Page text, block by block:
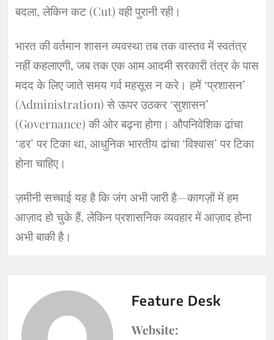
बदला, लेकिन कट (Cut) वही पुरानी रही।
​भारत की वर्तमान शासन व्यवस्था तब तक वास्तव में स्वतंत्र
नहीं कहलाएगी, जब तक एक आम आदमी सरकारी तंत्र के पास
मदद के लिए जाते समय गर्व महसूस न करे। हमें ‘प्रशासन’
(Administration) से ऊपर उठकर ‘सुशासन’
(Governance) की ओर बढ़ना होगा। औपनिवेशिक ढांचा
‘डर’ पर टिका था, आधुनिक भारतीय ढांचा ‘विश्वास’ पर टिका
होना चाहिए।
​ज़मीनी सच्चाई यह है कि जंग अभी जारी है—कागज़ों में हम
आज़ाद हो चुके हैं, लेकिन प्रशासनिक व्यवहार में आज़ाद होना
अभी बाकी है।
Feature Desk
Website: